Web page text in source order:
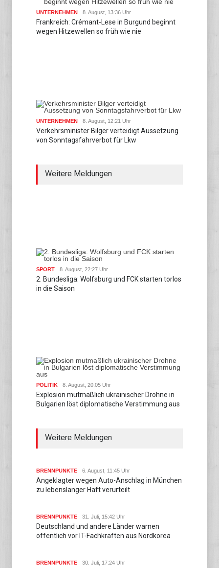
UNTERNEHMEN 8. August, 13:36 Uhr
Frankreich: Crémant-Lese in Burgund beginnt
wegen Hitzewellen so früh wie nie
UNTERNEHMEN 8. August, 12:21 Uhr
Verkehrsminister Bilger verteidigt Aussetzung
von Sonntagsfahrverbot für Lkw
Weitere Meldungen
SPORT 8. August, 22:27 Uhr
2. Bundesliga: Wolfsburg und FCK starten torlos
in die Saison
POLITIK 8. August, 20:05 Uhr
Explosion mutmaßlich ukrainischer Drohne in
Bulgarien löst diplomatische Verstimmung aus
Weitere Meldungen
BRENNPUNKTE 6. August, 11:45 Uhr
Angeklagter wegen Auto-Anschlag in München
zu lebenslanger Haft verurteilt
BRENNPUNKTE 31. Juli, 15:42 Uhr
Deutschland und andere Länder warnen
öffentlich vor IT-Fachkräften aus Nordkorea
BRENNPUNKTE 30. Juli, 17:24 Uhr